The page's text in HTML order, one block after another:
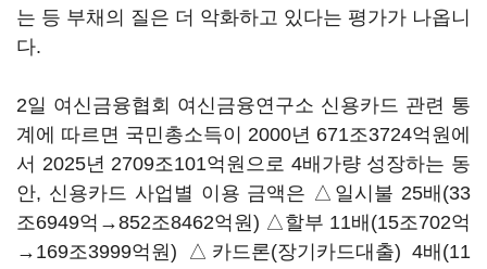
는 등 부채의 질은 더 악화하고 있다는 평가가 나옵니
다.
2일 여신금융협회 여신금융연구소 신용카드 관련 통
계에 따르면 국민총소득이 2000년 671조3724억원에
서 2025년 2709조101억원으로 4배가량 성장하는 동
안, 신용카드 사업별 이용 금액은 △일시불 25배(33
조6949억→852조8462억원) △할부 11배(15조702억
→169조3999억원) △카드론(장기카드대출) 4배(11